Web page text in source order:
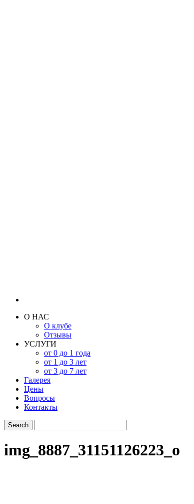
О НАС
О клубе
Отзывы
УСЛУГИ
от 0 до 1 года
от 1 до 3 лет
от 3 до 7 лет
Галерея
Цены
Вопросы
Контакты
img_8887_31151126223_o